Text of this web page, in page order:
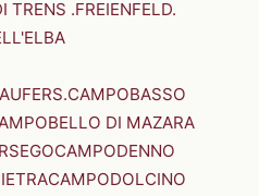
TRENS .FREIENFELD.
CAMPOBASSO
DI MAZARA
CAMPODENNO
CAMPODOLCINO